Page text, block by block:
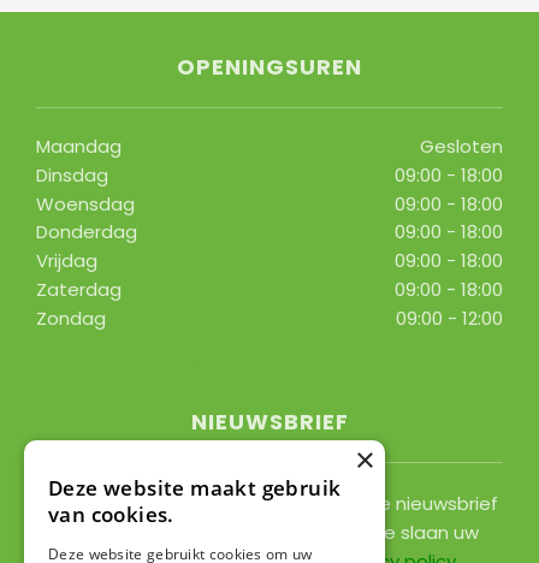
OPENINGSUREN
Maandag
Gesloten
Dinsdag
09:00 - 18:00
Woensdag
09:00 - 18:00
Donderdag
09:00 - 18:00
Vrijdag
09:00 - 18:00
Zaterdag
09:00 - 18:00
Zondag
09:00 - 12:00
NIEUWSBRIEF
Ontvang ongeveer 1x per 2 weken onze nieuwsbrief
met acties, nieuws & activiteiten! We slaan uw
×
Deze website maakt gebruik
van cookies.
Deze website gebruikt cookies om uw